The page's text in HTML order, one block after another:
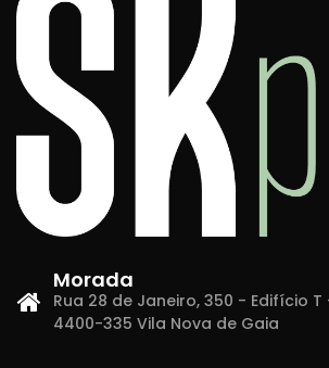
Morada
Rua 28 de Janeiro, 350 - Edifício T
4400-335 Vila Nova de Gaia